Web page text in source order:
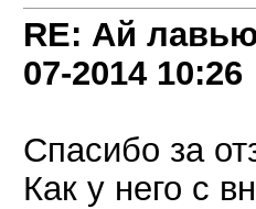
RE: Ай
07-2014 10:26
Спасибо за
Как у него с